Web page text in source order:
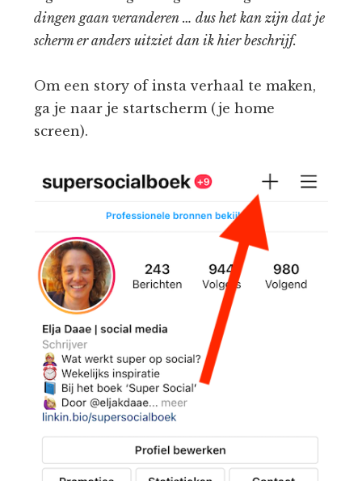
dingen gaan veranderen … dus het kan zijn dat je
scherm er anders uitziet dan ik hier beschrijf.
Om een story of insta verhaal te maken,
ga je naar je startscherm (je home
screen).